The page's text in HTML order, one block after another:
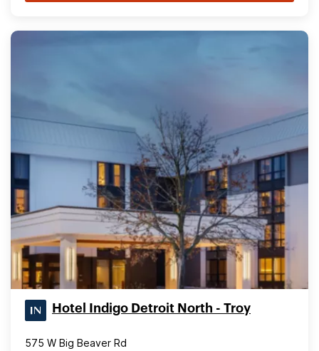
Hotel Indigo Detroit North - Troy
575 W Big Beaver Rd